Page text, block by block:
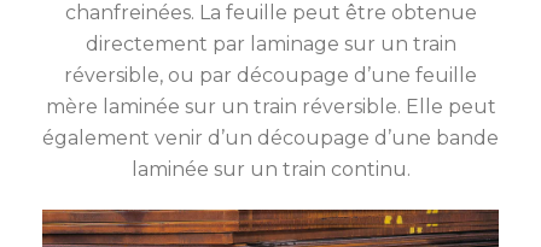
chanfreinées. La feuille peut être obtenue
directement par laminage sur un train
réversible, ou par découpage d’une feuille
mère laminée sur un train réversible. Elle peut
également venir d’un découpage d’une bande
laminée sur un train continu.